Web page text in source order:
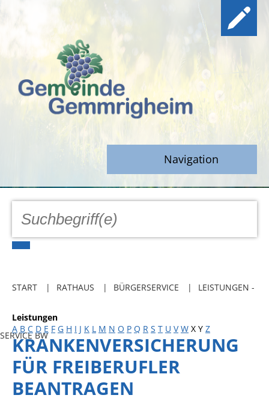
Navigation
GEMEINDE
Freibadkarten
Social Media
Parkraumkonzept
Ladeinfrastruktur
Einrichtungen
START RATHAUS BÜRGERSERVICE LEISTUNGEN -
SERVICE BW
Leistungen
A B C D E F G H I J K L M N O P Q R S T U V W X Y Z
KRANKENVERSICHERUNG
FÜR FREIBERUFLER
BEANTRAGEN